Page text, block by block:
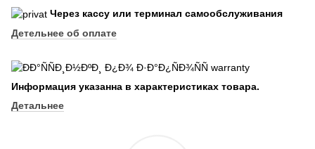
Через кассу или терминал самообслуживания
Детельнее об оплате
Информация указанна в характеристиках товара.
Детальнее